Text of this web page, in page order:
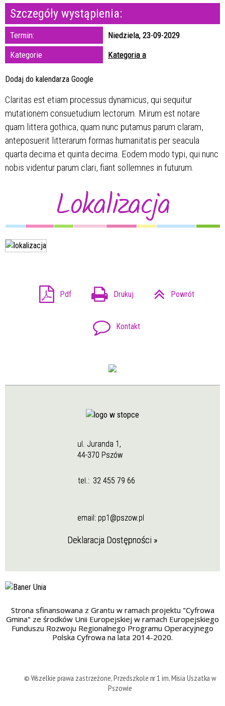
Trwające w
zakresie
Miejsce
Organizator
Szczegóły wystąpienia:
Termin:
Niedziela, 23-09-2029
Kategorie
Kategoria a
Dodaj do kalendarza Google
Claritas est etiam processus dynamicus, qui sequitur
mutationem consuetudium lectorum. Mirum est notare
quam littera gothica, quam nunc putamus parum claram,
anteposuerit litterarum formas humanitatis per seacula
quarta decima et quinta decima. Eodem modo typi, qui nunc
nobis videntur parum clari, fiant sollemnes in futurum.
Lokalizacja
Pdf Drukuj Powrót
Kontakt
ul. Juranda 1,
44-370 Pszów
tel.: 32 455 79 66
email: pp1@pszow.pl
Deklaracja Dostępności »
Strona sfinansowana z Grantu w ramach projektu "Cyfrowa
Gmina" ze środków Unii Europejskiej w ramach Europejskiego
Funduszu Rozwoju Regionalnego Programu Operacyjnego
Polska Cyfrowa na lata 2014-2020.
© Wszelkie prawa zastrzeżone, Przedszkole nr 1 im. Misia Uszatka w
Pszowie